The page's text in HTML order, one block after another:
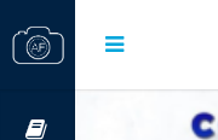
Cursos OnLine